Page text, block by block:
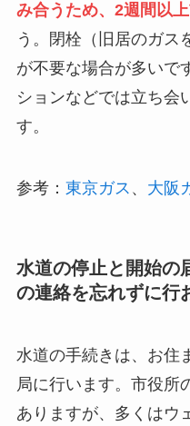
み合うため、2週間以
う。閉栓（旧居のガス
が不要な場合が多いで
ションなどでは立ち会
す。
参考： 東京ガス 、 大阪
水道の停止と開始の
の連絡を忘れずに行
水道の手続きは、お住
局に行います。市役所
ありますが、多くはウ